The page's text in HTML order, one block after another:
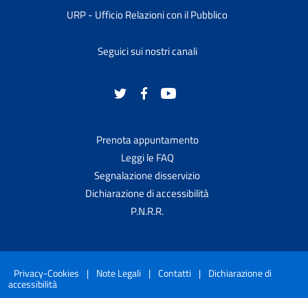
URP - Ufficio Relazioni con il Pubblico
Seguici sui nostri canali
Prenota appuntamento
Leggi le FAQ
Segnalazione disservizio
Dichiarazione di accessibilità
P.N.R.R.
Privacy-Cookies | Note Legali | Contatti | Dichiarazione di
accessibilità